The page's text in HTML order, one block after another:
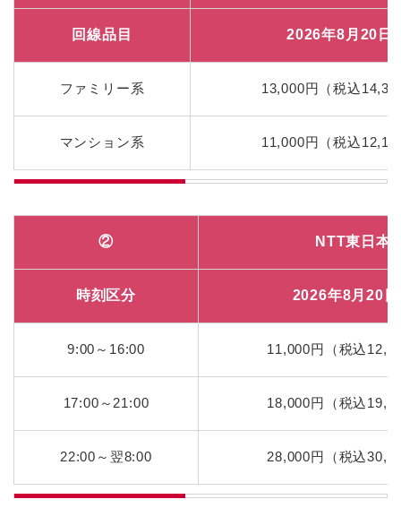
回線品目 2026年8月20日
ファミリー系 13,000円（税込
マンション系 11,000円（税込
② NTT東日本
時刻区分 2026年8月20
9:00～16:00 11,000円（税込
17:00～21:00 18,000円（税込
22:00～翌8:00 28,000円（税込